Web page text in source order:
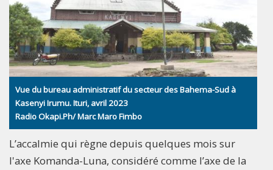
Vue du bureau administratif du secteur des Bahema-Sud à
Kasenyi Irumu. Ituri, avril 2023
Radio Okapi.Ph/ Marc Maro Fimbo
L’accalmie qui règne depuis quelques mois sur
l'axe Komanda-Luna, considéré comme l’axe de la